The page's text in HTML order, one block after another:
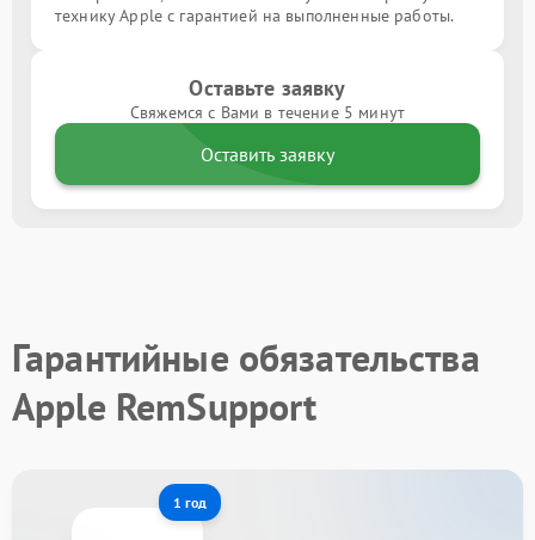
технику Apple с гарантией на выполненные работы.
Оставьте заявку
Свяжемся с Вами в течение 5 минут
Оставить заявку
Гарантийные обязательства
Apple RemSupport
1 год